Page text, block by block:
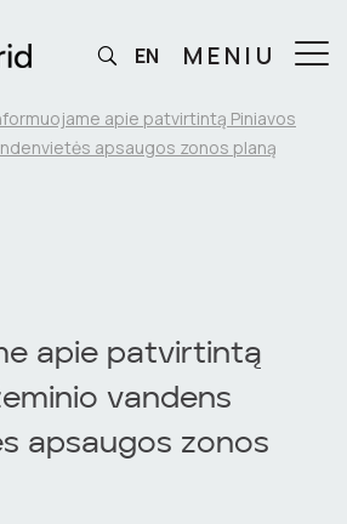
apie patvirtintą Piniavos
apsaugos zonos planą
apie patvirtintą
vandens
apsaugos zonos
EN MENIU